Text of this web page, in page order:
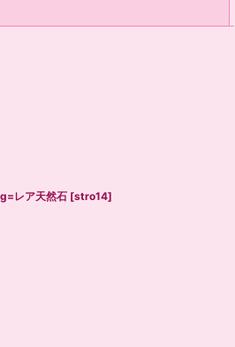
レア天然石 [stro14]